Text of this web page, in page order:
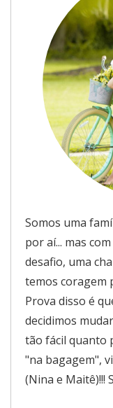
Somos uma
por aí... mas
desafio, uma
temos coragem
Prova disso é
decidimos
tão fácil quanto
"na bagagem",
(Nina e Maitê)!!!